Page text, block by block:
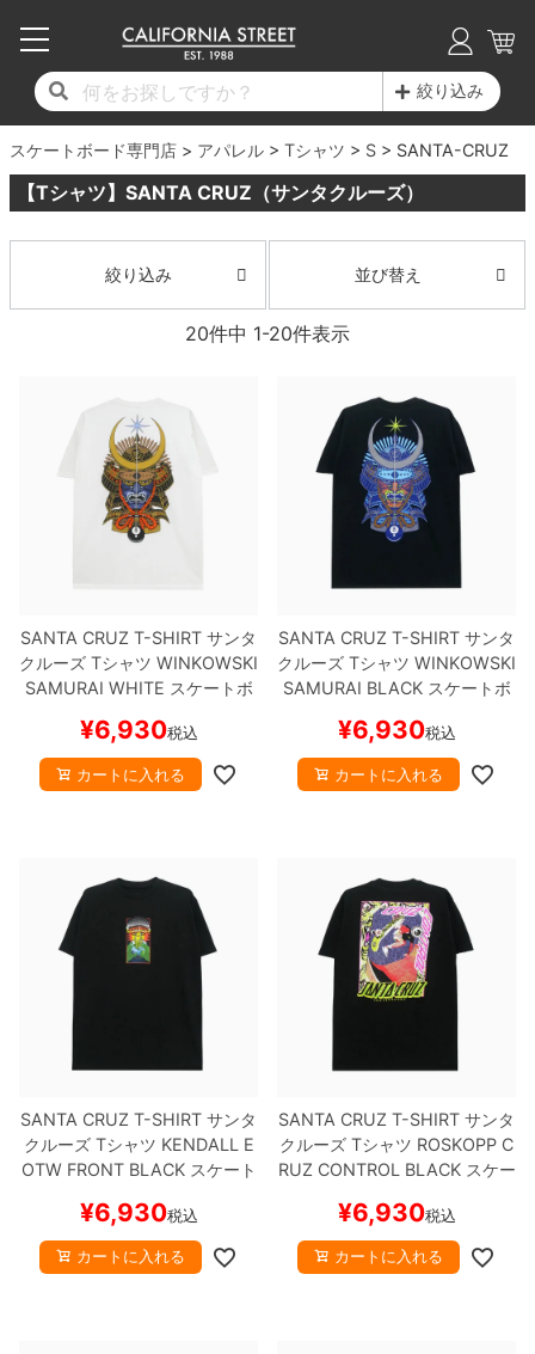
絞り込み
スケートボード専門店 アパレル Tシャツ S SANTA-CRUZ
【Tシャツ】SANTA CRUZ（サンタクルーズ）
絞り込み 並び替え
20件中 1-20件表示
SANTA CRUZ T-SHIRT サンタ
クルーズ Tシャツ WINKOWSKI
SAMURAI WHITE スケートボ
¥6,930税込
カートに入れる
SANTA CRUZ T-SHIRT サンタ
クルーズ Tシャツ WINKOWSKI
SAMURAI BLACKスケートボ
¥6,930税込
カートに入れる
SANTA CRUZ T-SHIRT サンタ
クルーズTシャツ KENDALL E
OTW FRONT BLACKスケート
¥6,930税込
カートに入れる
SANTA CRUZ T-SHIRT サンタ
クルーズ Tシャツ ROSKOPP C
RUZ CONTROL BLACKスケー
¥6,930税込
カートに入れる
17時までのご注文は当日発送！
11,000円以上で送料無料！
毎月1日はポイント5倍！10日と20日は3倍！
コンプリートセット（完成品）
デッキ
17時までのご注文は当日発送！
11,000円以上で送料無料！
毎月1日はポイント5倍！10日と20日は3倍！
デッキ新着一覧
デッキブランド一覧（全てのデッキ）
サイズからデッキを選ぶ
子供用デッキ
7.0inch以下
7.2inch
8.0inch
8.1inch
8.2inch
8.4inch
8.5inch
8.6inch
8.7inch
8.8inch
9.0inch以上
17時までのご注文は当日発送！
11,000円以上で送料無料！
毎月1日はポイント5倍！10日と20日は3倍！
トラック新着一覧
トラックブランド一覧（全てのトラック）
適合デッキサイズから選ぶ
7.0inch以下
7.2inch
7.3inch
8.1inch
8.2inch
8.3inch
8.5inch
8.6inch
8.7inch
8.8inch
8.9inch
17時までのご注文は当日発送！
11,000円以上で送料無料！
毎月1日はポイント5倍！10日と20日は3倍！
ウィール新着一覧
ウィールブランド一覧（全てのウィール）
ウィールをサイズから選ぶ
50mm
51mm
52mm
59mm
60mm
62mm
65mm
70mm
72mm
75mm
スピットファイヤー F4（フォーミュラフォ
ボーンズ XF（エックスフォーミュラ）
ボーンズ STF（エスティーエフ）
ラ）
ソフトウィール（クルーザー）
ベアリング
デッキテープ
パーツ・その他
ヘルメット・パッド
スケートケース・バッグ
メディア（雑誌・DVD・CD）
17時までのご注文は当日発送！
11,000円以上で送料無料！
毎月1日はポイント5倍！10日と20日は3倍！
シューズ新着一覧
シューズブランド一覧
シューズをサイズから選ぶ
20cm
21cm
22cm
25.5cm
26cm
26.5cm
27.5cm
28cm
28.5cm
29cm
29.5cm
インソール
シューレース・その他
17時までのご注文は当日発送！
11,000円以上で送料無料！
毎月1日はポイント5倍！10日と20日は3倍！
Tシャツ
ロングスリーブTシャツ
トレーナー・セーター
パンツ
長袖ボタンシャツ
半袖シャツ
ソックス
アンダーウエア
サイズの測り方
17時までのご注文は当日発送！
11,000円以上で送料無料！
毎月1日はポイント5倍！10日と20日は3倍！
最新ブログ一覧
カテゴリー
17時までのご注文は当日発送！
11,000円以上で送料無料！
毎月1日はポイント5倍！10日と20日は3倍！
初心者の方へ
ブランド紹介
17時までのご注文は当日発送！
11,000円以上で送料無料！
毎月1日はポイント5倍！10日と20日は3倍！
店舗情報
ショップライダー紹介
プライバシーポリシー